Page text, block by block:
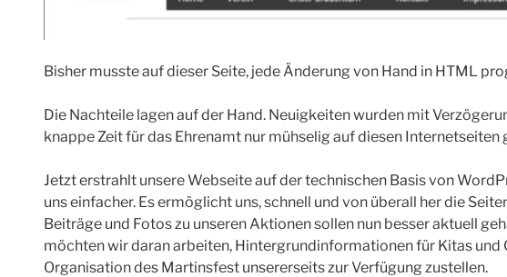
Bisher musste auf dieser Seite, jede Änderung von Hand in HTML
Die Nachteile lagen auf der Hand. Neuigkeiten wurden mit
knappe Zeit für das Ehrenamt nur mühselig auf diesen Internetseiten
Jetzt erstrahlt unsere Webseite auf der technischen Basis von
uns einfacher. Es ermöglicht uns, schnell und von überall her die
Beiträge und Fotos zu unseren Aktionen sollen nun besser aktuell
möchten wir daran arbeiten, Hintergrundinformationen für Kitas und
Organisation des Martinsfest unsererseits zur Verfügung zustellen.